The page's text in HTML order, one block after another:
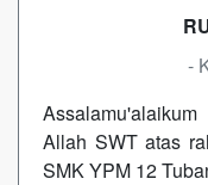
-
Allah SWT atas
SMK YPM 12